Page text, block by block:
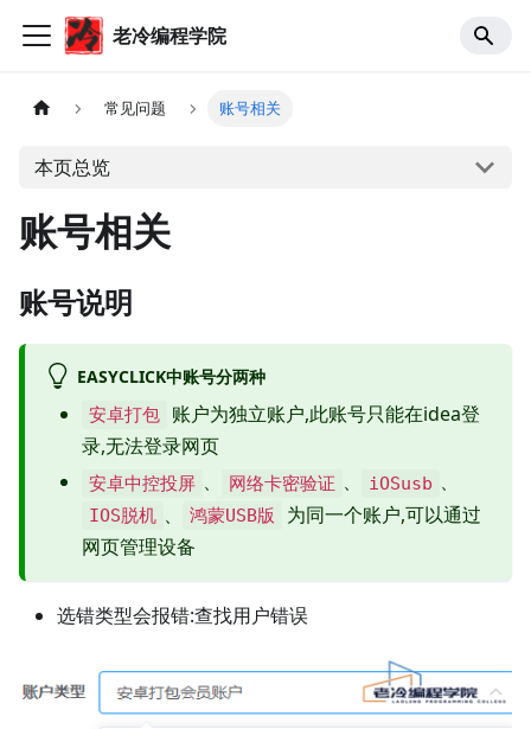
老冷编程学院
常见问题 账号相关
本页总览
账号相关
账号说明
EASYCLICK中账号分两种
安卓打包
账户为独立账户,此账号只能在idea登
录,无法登录网页
安卓中控投屏 、 网络卡密验证 、 iOSusb 、
IOS脱机 、 鸿蒙USB版
为同一个账户,可以通过
网页管理设备
选错类型会报错:查找用户错误